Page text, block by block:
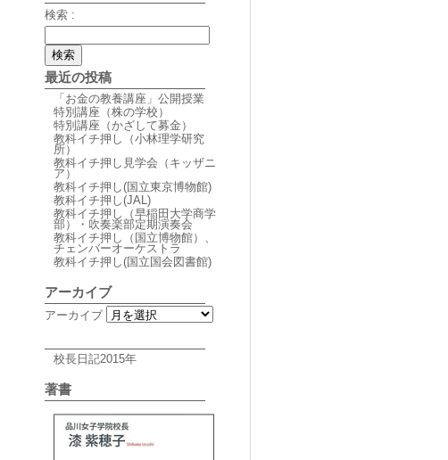
検索 :
最近の投稿
「お金の教養講座」公開授業
特別講座（株の学校）
特別講座（かざして募金）
教科イチ押し（小林理学研究
所）
教科イチ押し見学会（キッザニ
ア）
教科イチ押し(国立東京博物館)
教科イチ押し(JAL)
教科イチ押し（早稲田大学商学
部）・吹奏楽部定期演奏会
教科イチ押し（国立博物館）、
チェンバーオーケストラ
教科イチ押し(国立国会図書館)
アーカイブ
アーカイブ
校長日記2015年
著書